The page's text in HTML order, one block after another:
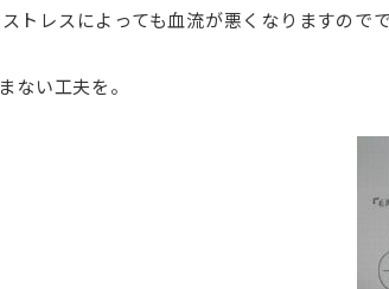
レスによっても血流が悪くなりますので
ない工夫を。